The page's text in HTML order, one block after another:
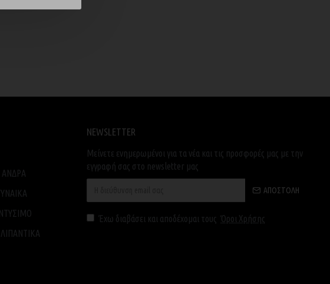
ΑΝΔΡΑ
ΛΙΠΑΝΤΙΚΑ
NEWSLETTER
Μείνετε ενημερωμένοι για τα νέα και τις προσφορές μας με την
εγγραφή σας στο newsletter μας
ΑΠΟΣΤΟΛΉ
Έχω διαβάσει και αποδέχομαι τους Όροι Χρήσης